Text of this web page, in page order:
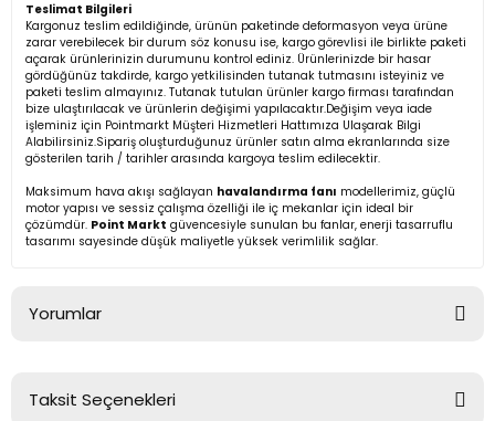
Teslimat Bilgileri
Kargonuz teslim edildiğinde, ürünün paketinde deformasyon veya ürüne
zarar verebilecek bir durum söz konusu ise, kargo görevlisi ile birlikte paketi
açarak ürünlerinizin durumunu kontrol ediniz. Ürünlerinizde bir hasar
gördüğünüz takdirde, kargo yetkilisinden tutanak tutmasını isteyiniz ve
paketi teslim almayınız. Tutanak tutulan ürünler kargo firması tarafından
bize ulaştırılacak ve ürünlerin değişimi yapılacaktır.Değişim veya iade
işleminiz için Pointmarkt Müşteri Hizmetleri Hattımıza Ulaşarak Bilgi
Alabilirsiniz.Sipariş oluşturduğunuz ürünler satın alma ekranlarında size
gösterilen tarih / tarihler arasında kargoya teslim edilecektir.
Maksimum hava akışı sağlayan havalandırma fanı modellerimiz, güçlü
motor yapısı ve sessiz çalışma özelliği ile iç mekanlar için ideal bir
çözümdür. Point Markt güvencesiyle sunulan bu fanlar, enerji tasarruflu
tasarımı sayesinde düşük maliyetle yüksek verimlilik sağlar.
Yorumlar
Taksit Seçenekleri